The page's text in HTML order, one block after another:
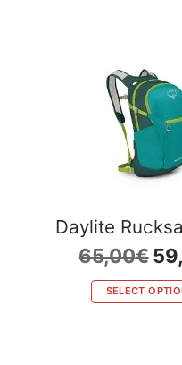
Daylite
65,00€
price
was:
SELECT